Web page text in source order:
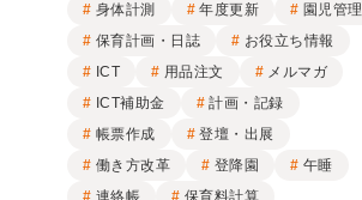
身体計測
年度更新
園児管理
保育計画・日誌
お役立ち情報
ICT
用品注文
メルマガ
ICT補助金
計画・記録
帳票作成
登壇・出展
働き方改革
登降園
午睡